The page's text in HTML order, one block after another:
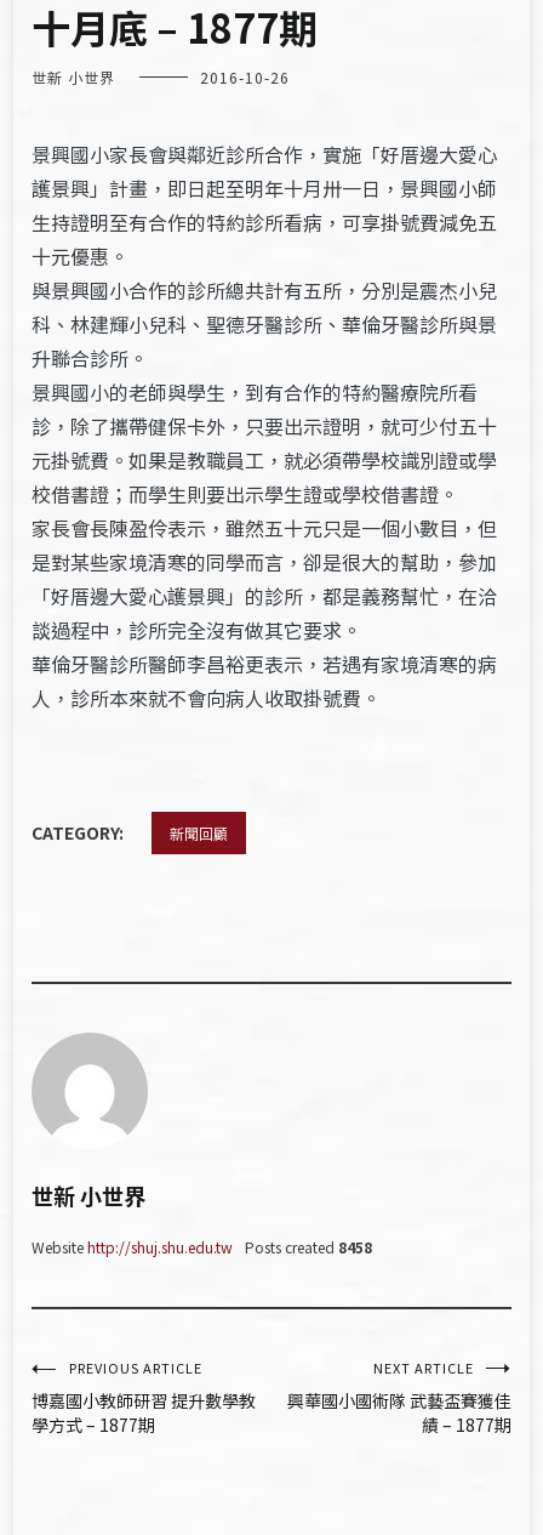
十月底 – 1877期
世新 小世界 2016-10-26
景興國小家長會與鄰近診所合作，實施「好厝邊大愛心
護景興」計畫，即日起至明年十月卅一日，景興國小師
生持證明至有合作的特約診所看病，可享掛號費減免五
十元優惠。
與景興國小合作的診所總共計有五所，分別是震杰小兒
科、林建輝小兒科、聖德牙醫診所、華倫牙醫診所與景
升聯合診所。
景興國小的老師與學生，到有合作的特約醫療院所看
診，除了攜帶健保卡外，只要出示證明，就可少付五十
元掛號費。如果是教職員工，就必須帶學校識別證或學
校借書證；而學生則要出示學生證或學校借書證。
家長會長陳盈伶表示，雖然五十元只是一個小數目，但
是對某些家境清寒的同學而言，卻是很大的幫助，參加
「好厝邊大愛心護景興」的診所，都是義務幫忙，在洽
談過程中，診所完全沒有做其它要求。
華倫牙醫診所醫師李昌裕更表示，若遇有家境清寒的病
人，診所本來就不會向病人收取掛號費。
CATEGORY: 新聞回顧
世新 小世界
Websitehttp://shuj.shu.edu.tw Posts created 8458
文
章
PREVIOUS ARTICLE
博嘉國小教師研習 提升數學教
學方式 – 1877期
NEXT ARTICLE
興華國小國術隊 武藝盃賽獲佳
績 – 1877期